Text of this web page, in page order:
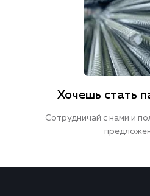
Хочешь стать
Сотрудничай с нами и